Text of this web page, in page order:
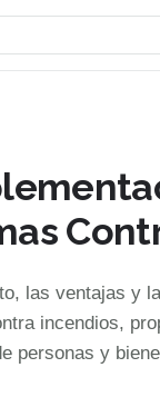
las ventajas y
incendios,
personas y